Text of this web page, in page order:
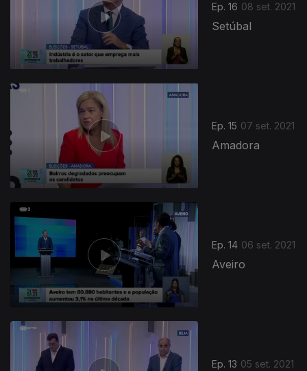
Ep. 16 08 set. 2021
Setúbal
Ep. 15 07 set. 2021
Amadora
Ep. 14 06 set. 2021
Aveiro
Ep. 13 05 set. 2021